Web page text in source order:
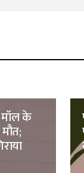
मॉल के